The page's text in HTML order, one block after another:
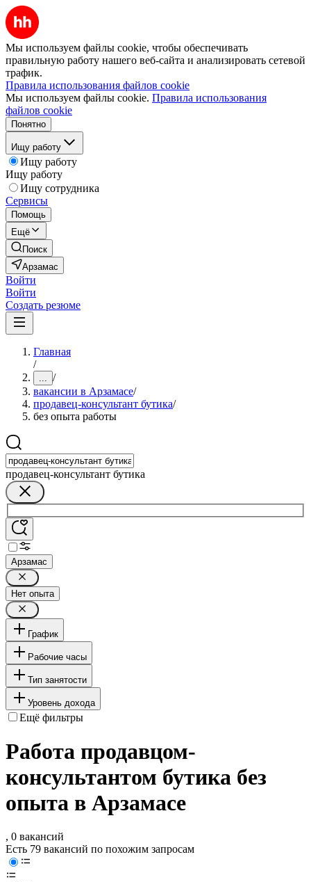
Мы используем файлы cookie, чтобы обеспечивать
правильную работу нашего веб-сайта и анализировать сетевой
трафик.
Правила использования файлов cookie
Мы используем файлы cookie. Правила использования
файлов cookie
Понятно
Ищу работу
Ищу работу
Ищу работу
Ищу сотрудника
Сервисы
Помощь
Ещё
Поиск
Арзамас
Войти
Войти
Создать резюме
Главная
/
... /
вакансии в Арзамасе/
продавец-консультант бутика/
без опыта работы
продавец-консультант бутика
Арзамас
Нет опыта
График
Рабочие часы
Тип занятости
Уровень дохода
Ещё фильтры
Работа продавцом-
консультантом бутика без
опыта в Арзамасе
, 0 вакансий
Есть 79 вакансий по похожим запросам